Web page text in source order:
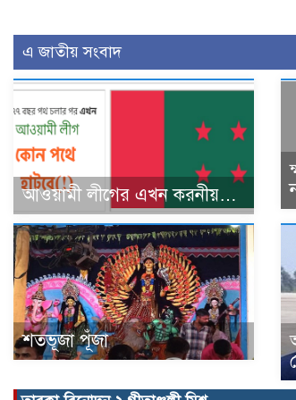
এ জাতীয় সংবাদ
আওয়ামী লীগের এখন করনীয়…
শতভূজা পূঁজা